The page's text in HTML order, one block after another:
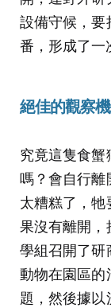
設備守候，要
番，形成了一
絕佳的觀察
究竟這隻食
嗎？會自行
太糟糕了，
果沒有離開，
學組召開了
動物在園區的
題，然後據